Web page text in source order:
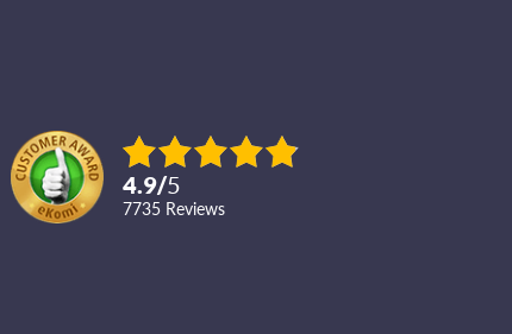
4.9/5
7735 reviews